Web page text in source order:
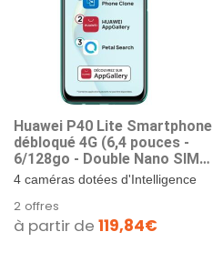
Huawei P40 Lite Smartphone
débloqué 4G (6,4 pouces -
6/128go - Double Nano SIM
EMUI 10.1 & AppGallery ) Vert
4 caméras dotées d'Intelligence
2MP). Caméra frontale de 16MP...
2 offres
à partir de 119,84€